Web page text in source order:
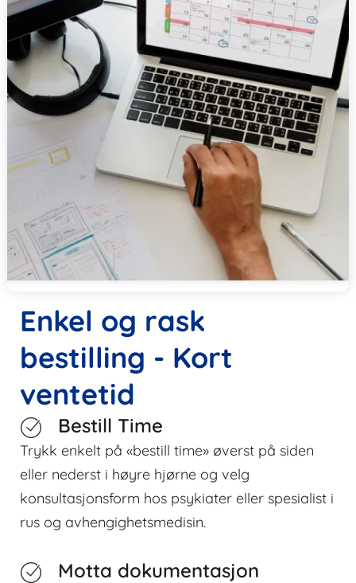
Enkel og rask
bestilling - Kort
ventetid
Bestill Time
Trykk enkelt på «bestill time» øverst på siden
eller nederst i høyre hjørne og velg
konsultasjonsform hos psykiater eller spesialist i
rus og avhengighetsmedisin.
Motta dokumentasjon